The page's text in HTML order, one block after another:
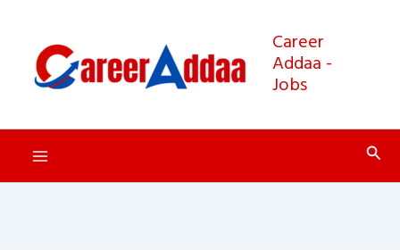
content
Career
Addaa -
Jobs